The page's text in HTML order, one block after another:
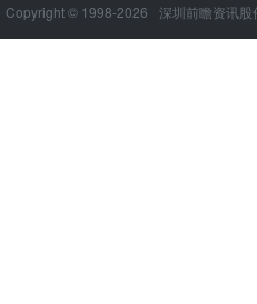
Copyright © 1998-2026 深圳前瞻资讯股